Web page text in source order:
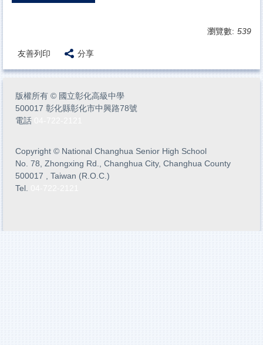
瀏覽數: 539
友善列印 分享
版權所有 © 國立彰化高級中學
500017 彰化縣彰化市中興路78號
電話
Copyright © National Changhua Senior High School
No. 78, Zhongxing Rd., Changhua City, Changhua County
500017 , Taiwan (R.O.C.)
Tel.